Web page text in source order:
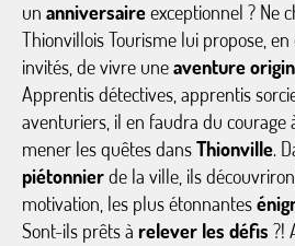
un anniversaireexceptionnel ? Ne
Thionvillois Tourisme lui propose,
invités, de vivre uneaventure
Apprentis détectives, apprentis
aventuriers, il en faudra du courage
mener les quêtes dansThionville.
piétonnierde la ville, ils
motivation, les plus étonnantes
Sont-ils prêts à relever les défis ?!